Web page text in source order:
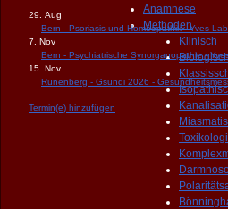
Anamnese
Methoden
Klinisch
29. Aug
Bern - Psoriasis und Homöopathik - Yves
7. Nov
Bern - Psychiatrische Synorganopathie -
15. Nov
Rünenberg - Gsundi 2026 -
Termin(e) hinzufügen